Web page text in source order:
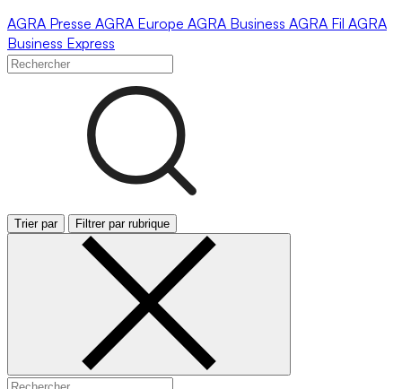
AGRA Presse AGRA Europe AGRA Business AGRA Fil AGRA
Business Express
Trier par Filtrer par rubrique